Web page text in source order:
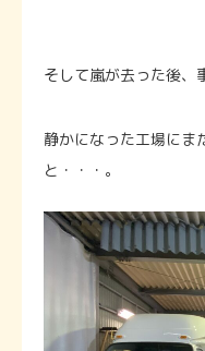
そして嵐が去った後、
静かになった工場にま
と・・・。